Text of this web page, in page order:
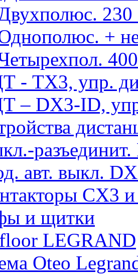
+
- TX3, упр.
– DX3-ID,
авт. выкл.
CX3 и
и щитки
LEGRAND
Oteo